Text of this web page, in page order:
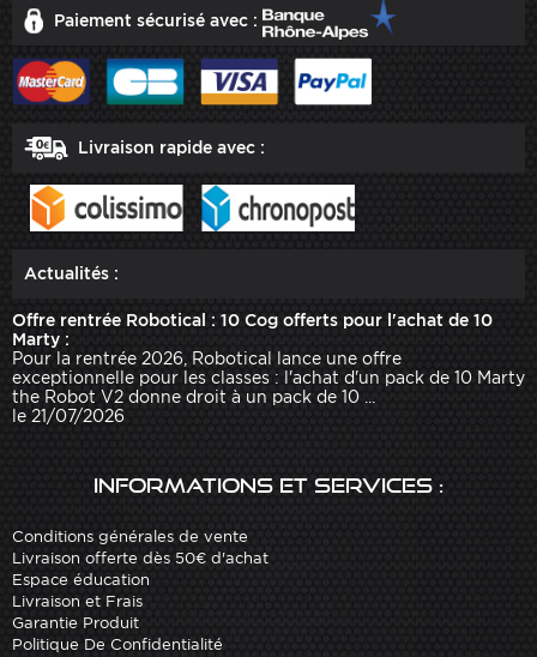
Paiement sécurisé avec :
Livraison rapide avec :
Actualités :
Offre rentrée Robotical : 10 Cog offerts pour l'achat de 10
Marty :
Pour la rentrée 2026, Robotical lance une offre
exceptionnelle pour les classes : l'achat d'un pack de 10 Marty
the Robot V2 donne droit à un pack de 10 ...
le 21/07/2026
Informations et services :
Conditions générales de vente
Livraison offerte dès 50€ d'achat
Espace éducation
Livraison et Frais
Garantie Produit
Politique De Confidentialité